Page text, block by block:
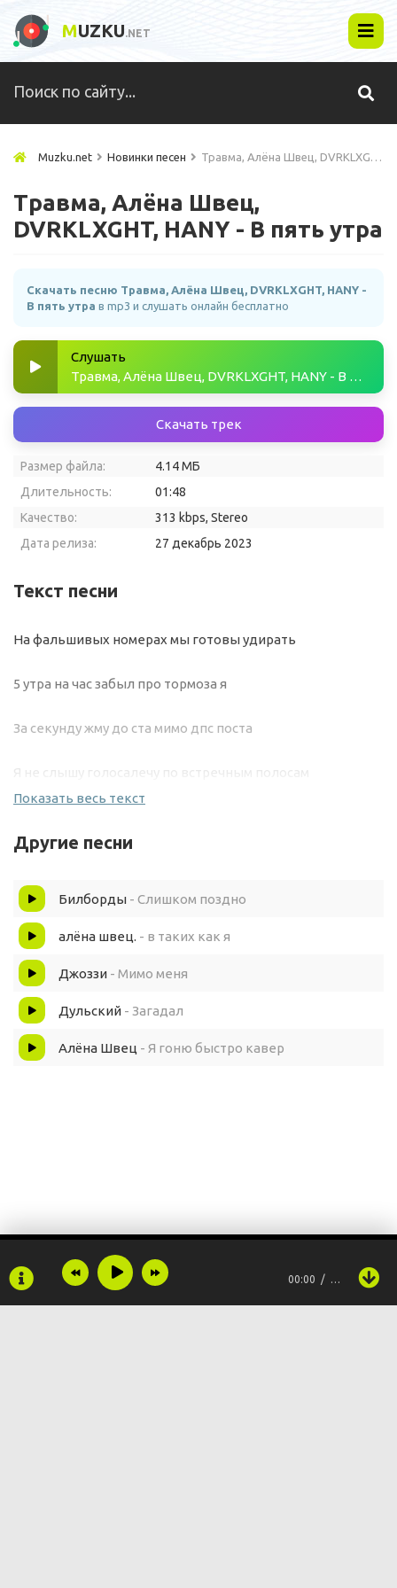
MUZKU.NET
Muzku.net Новинки песен Травма, Алёна Швец, DVRKLXGHT, HANY - В пять утра
Травма, Алёна Швец,
DVRKLXGHT, HANY - В пять утра
Скачать песню Травма, Алёна Швец, DVRKLXGHT, HANY -
В пять утра в mp3 и слушать онлайн бесплатно
Слушать
Травма, Алёна Швец, DVRKLXGHT, HANY - В пять утра
Скачать трек
Размер файла:
4.14 МБ
Длительность:
01:48
Качество:
313 kbps, Stereo
Дата релиза:
27 декабрь 2023
Текст песни
На фальшивых номерах мы готовы удирать
5 утра на час забыл про тормоза я
За секунду жму до ста мимо дпс поста
Я не слышу голосалечу по встречным полосам
Шансов нет у чёрной BMW
Не догонишь ты уже лечу мимо гаражей а-а
Розовая резвая малышка ага ага
Что летит по МКАДу слишком быстро
Показать весь текст
Другие песни
Билборды - Слишком поздно
алёна швец. - в таких как я
Джоззи - Мимо меня
Дульский - Загадал
Алёна Швец - Я гоню быстро кавер
00:00